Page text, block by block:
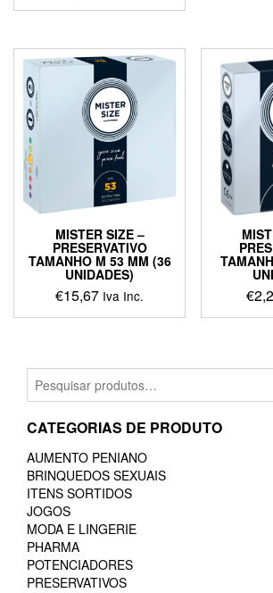
MISTER SIZE –
PRESERVATIVO
TAMANHO M 53 MM (36
UNIDADES)
€15,67 Iva Inc. €
Pesquisar
por:
CATEGORIAS DE PRODUTO
AUMENTO PENIANO
BRINQUEDOS SEXUAIS
ITENS SORTIDOS
JOGOS
MODA E LINGERIE
PHARMA
POTENCIADORES
PRESERVATIVOS